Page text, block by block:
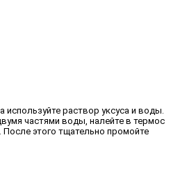
используйте раствор уксуса и воды.
частями воды, налейте в термос
После этого тщательно промойте